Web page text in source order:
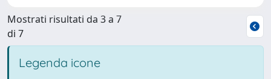
Mostrati risultati da 3 a 7
di 7
Legenda icone